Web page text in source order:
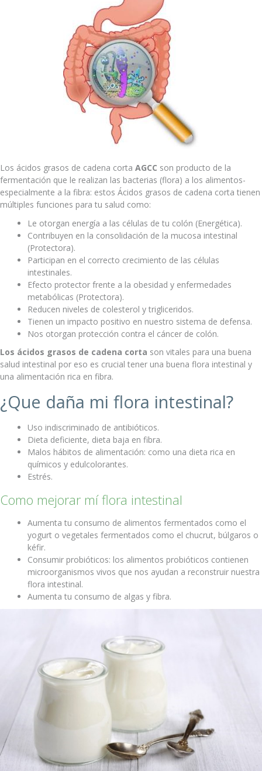
Los ácidos grasos de cadena corta AGCC son producto de la
fermentación que le realizan las bacterias (flora) a los alimentos-
especialmente a la fibra: estos Ácidos grasos de cadena corta tienen
múltiples funciones para tu salud como:
Le otorgan energía a las células de tu colón (Energética).
Contribuyen en la consolidación de la mucosa intestinal
(Protectora).
Participan en el correcto crecimiento de las células
intestinales.
Efecto protector frente a la obesidad y enfermedades
metabólicas (Protectora).
Reducen niveles de colesterol y trigliceridos.
Tienen un impacto positivo en nuestro sistema de defensa.
Nos otorgan protección contra el cáncer de colón.
Los ácidos grasos de cadena corta son vitales para una buena
salud intestinal por eso es crucial tener una buena flora intestinal y
una alimentación rica en fibra.
¿Que daña mi flora intestinal?
Uso indiscriminado de antibióticos.
Dieta deficiente, dieta baja en fibra.
Malos hábitos de alimentación: como una dieta rica en
químicos y edulcolorantes.
Estrés.
Como mejorar mí flora intestinal
Aumenta tu consumo de alimentos fermentados como el
yogurt o vegetales fermentados como el chucrut, búlgaros o
kéfir.
Consumir probióticos: los alimentos probióticos contienen
microorganismos vivos que nos ayudan a reconstruir nuestra
flora intestinal.
Aumenta tu consumo de algas y fibra.